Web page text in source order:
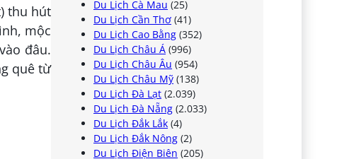
thu hút
mộc
đâu.
quê từ
Du Lịch Cà Mau (25)
Du Lịch Cần Thơ (41)
Du Lịch Cao Bằng (352)
Du Lịch Châu Á (996)
Du Lịch Châu Âu (954)
Du Lịch Châu Mỹ (138)
Du Lịch Đà Lạt (2.039)
Du Lịch Đà Nẵng (2.033)
Du Lịch Đắk Lắk (4)
Du Lịch Đắk Nông (2)
Du Lịch Điện Biên (205)